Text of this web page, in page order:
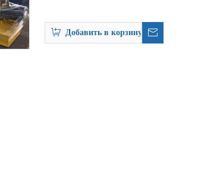
машин труб увеличивались, а этапы
Добавить в корзину